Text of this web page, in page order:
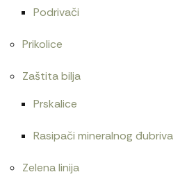
Podrivači
Prikolice
Zaštita bilja
Prskalice
Rasipači mineralnog đubriva
Zelena linija
15.000